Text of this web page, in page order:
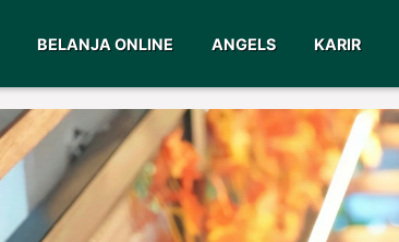
BELANJA ONLINE ANGELS KARIR